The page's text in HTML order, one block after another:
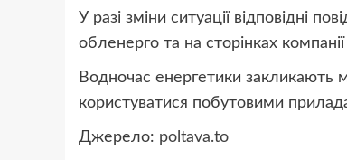
У разі зміни ситуації відповідні
обленерго та на сторінках
Водночас енергетики закликають
користуватися побутовими
Джерело: poltava.to